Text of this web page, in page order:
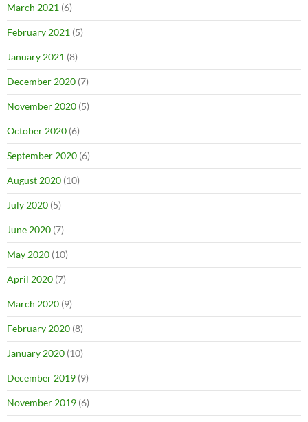
March 2021 (6)
February 2021 (5)
January 2021 (8)
December 2020 (7)
November 2020 (5)
October 2020 (6)
September 2020 (6)
August 2020 (10)
July 2020 (5)
June 2020 (7)
May 2020 (10)
April 2020 (7)
March 2020 (9)
February 2020 (8)
January 2020 (10)
December 2019 (9)
November 2019 (6)